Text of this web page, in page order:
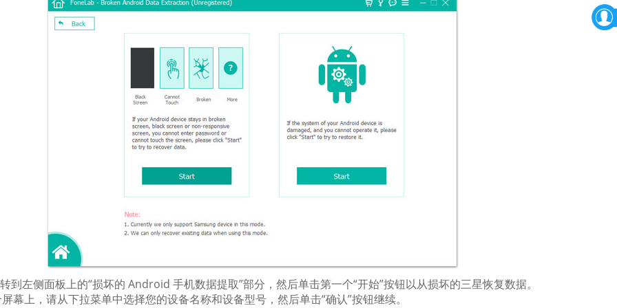
到左侧面板上的“损坏的 Android 手机数据提取”部分，然后单击第一个“开始”按钮以从损坏的三星恢复数据。
幕上，请从下拉菜单中选择您的设备名称和设备型号，然后单击“确认”按钮继续。